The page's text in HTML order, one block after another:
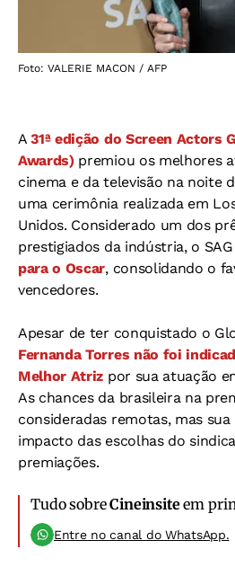
Foto: VALERIE MACON / AFP
A31ª edição do Screen Actors
Awards)premiou os melhores
cinema e da televisão na noite
uma cerimônia realizada em
Unidos. Considerado um dos
prestigiados da indústria, o
para o Oscar, consolidando o
vencedores.
Apesar de ter conquistado o
Fernanda Torres não foi
Melhor Atriz por sua atuação
As chances da brasileira na
consideradas remotas, mas
impacto das escolhas do
premiações.
Tudo sobreCineinsiteem
Entre no canal do WhatsApp.